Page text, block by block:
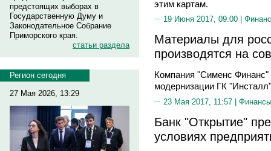
предстоящих выборах в
Государственную Думу и
Законодательное Собрание
Приморского края.
статьи раздела
Регион сегодня
27 Мая 2026, 13:29
этим картам.
19 Июня 2017, 09:00 |
Материалы для
производятся на
Компания "Сименс
модернизации ГК "Инсталл"
23 Мая 2017, 11:57 | Финансы
Банк "Открытие"
условиях